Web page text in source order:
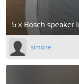
5 x Bosch speaker
simone